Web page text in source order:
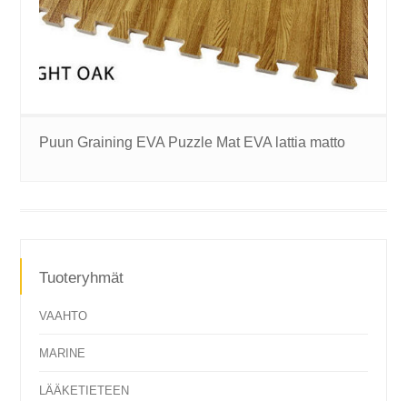
Puun Graining EVA Puzzle Mat EVA lattia matto
Tuoteryhmät
VAAHTO
MARINE
LÄÄKETIETEEN